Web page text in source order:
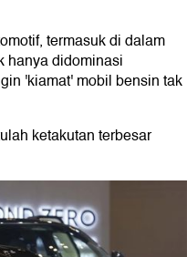
termasuk di dalam
hanya didominasi
'kiamat' mobil bensin tak
ketakutan terbesar